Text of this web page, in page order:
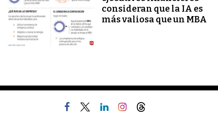
consideran que la IA es
más valiosa que un MBA